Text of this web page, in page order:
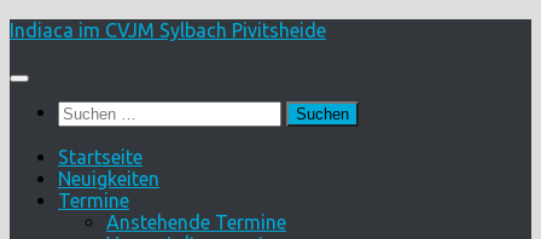
Skip
content
Indiaca im CVJM Sylbach Pivitsheide
Suchen
nach:
Startseite
Neuigkeiten
Termine
Anstehende Termine